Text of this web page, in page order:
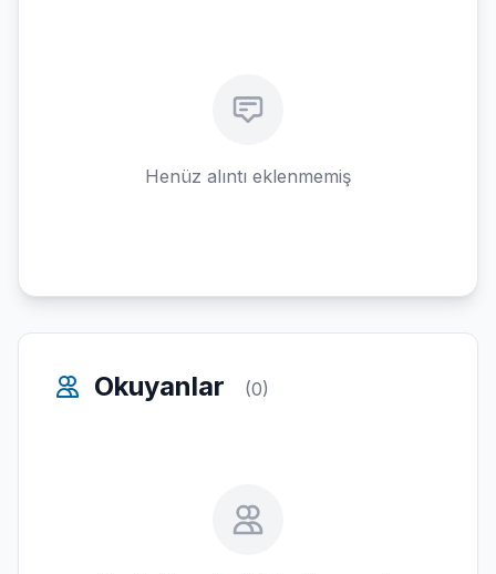
Henüz alıntı eklenmemiş
Okuyanlar (0)